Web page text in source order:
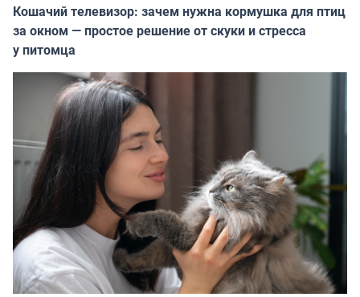
Кошачий телевизор: зачем нужна кормушка для птиц
за окном — простое решение от скуки и стресса
у питомца